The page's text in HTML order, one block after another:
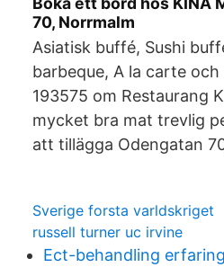
70, Norrmalm
Asiatisk buffé, Sushi
barbeque, A la carte
193575 om Restaurang
mycket bra mat trevlig
att tillägga Odengatan
Sverige forsta varldskriget
russell turner uc irvine
Ect-behandling